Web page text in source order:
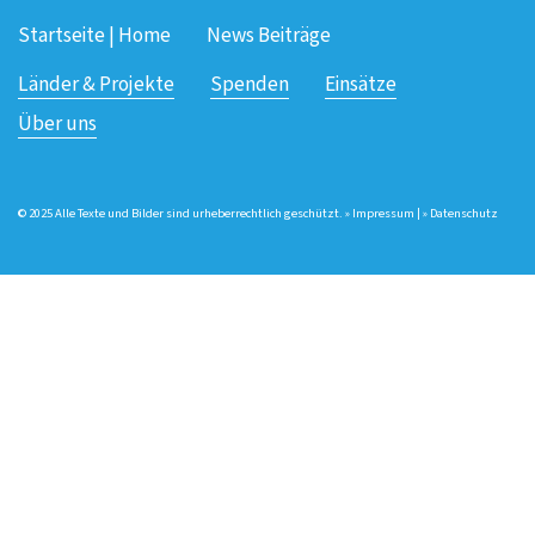
Startseite | Home
News Beiträge
Länder & Projekte
Spenden
Einsätze
Über uns
© 2025 Alle Texte und Bilder sind urheberrechtlich geschützt. » Impressum | » Datenschutz